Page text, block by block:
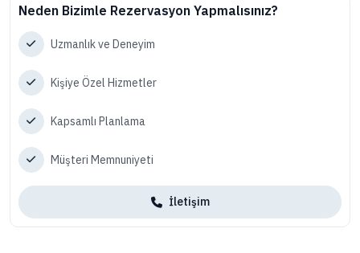
Neden Bizimle Rezervasyon Yapmalısınız?
Uzmanlık ve Deneyim
Kişiye Özel Hizmetler
Kapsamlı Planlama
Müşteri Memnuniyeti
İletişim